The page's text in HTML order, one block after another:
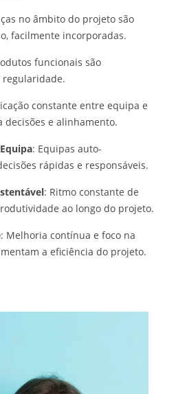
no âmbito do projeto são
facilmente incorporadas.
funcionais são
constante entre equipa e
decisões e alinhamento.
: Equipas auto-
rápidas e responsáveis.
: Ritmo constante de
ao longo do projeto.
: Melhoria contínua e foco na
a eficiência do projeto.